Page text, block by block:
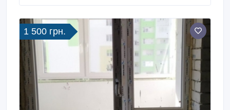
сложности.
1 500 грн.